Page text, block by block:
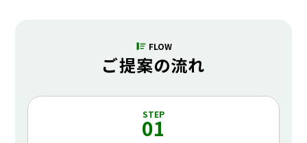
FLOW
ご提案の流れ
STEP
01